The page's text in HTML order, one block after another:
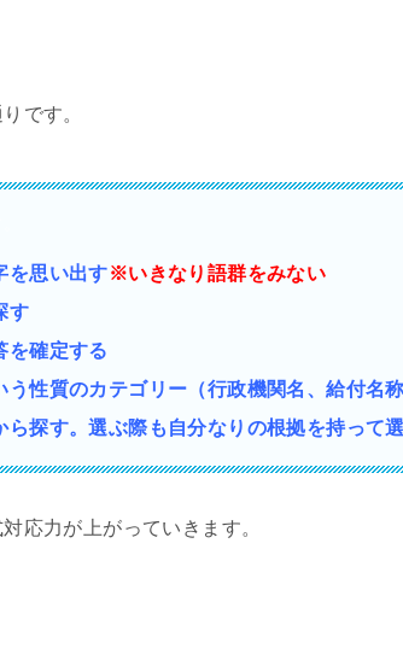
です。
を思い出す※いきなり語群をみない
す
を確定する
う性質のカテゴリー（行政機関名、給付名
探す。選ぶ際も自分なりの根拠を持って選
応力が上がっていきます。